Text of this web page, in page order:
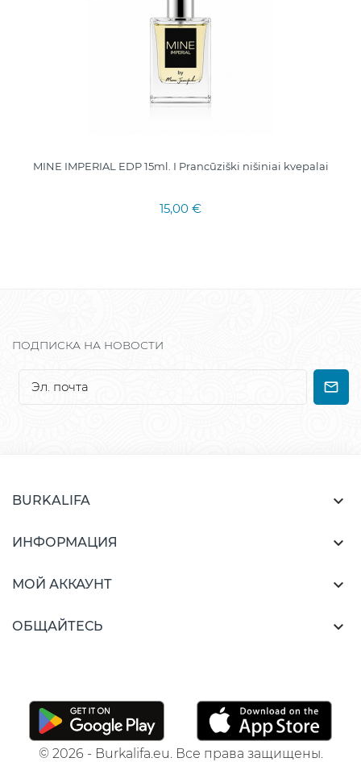
MINE IMPERIAL EDP 15ml. I Prancūziški nišiniai kvepalai
15,00 €
ПОДПИСКА НА НОВОСТИ
BURKALIFA 
ИНФОРМАЦИЯ 
МОЙ АККАУНТ 
ОБЩАЙТЕСЬ 
© 2026 - Burkalifa.eu. Все права защищены.